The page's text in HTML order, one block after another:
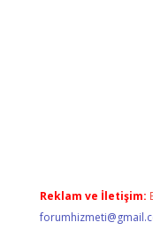
Reklam ve İletişim: